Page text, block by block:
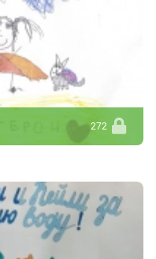
272